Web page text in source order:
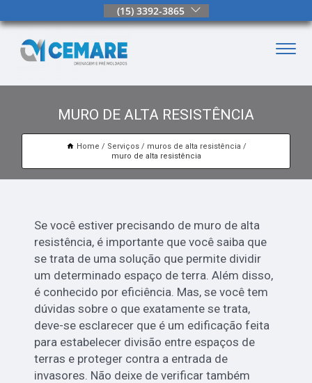
(15) 3392-3865
MURO DE ALTA RESISTÊNCIA
Home Serviços
muros de alta resistência
muro de alta resistência
Se você estiver precisando de muro de alta
resistência, é importante que você saiba que
se trata de uma solução que permite dividir
um determinado espaço de terra. Além disso,
é conhecido por eficiência. Mas, se você tem
dúvidas sobre o que exatamente se trata,
deve-se esclarecer que é um edificação feita
para estabelecer divisão entre espaços de
terras e proteger contra a entrada de
invasores. Não deixe de verificar também